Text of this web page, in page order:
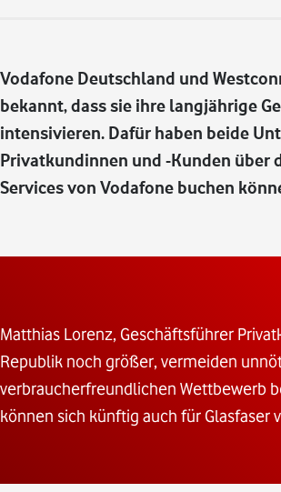
Vodafone Deutschland und
bekannt, dass sie ihre langjährige
intensivieren. Dafür haben beide
Privatkundinnen und -Kunden über
Services von Vodafone buchen
Matthias Lorenz, Geschäftsführer
Republik noch größer, vermeiden
verbraucherfreundlichen Wettbewerb
können sich künftig auch für Glasfaser